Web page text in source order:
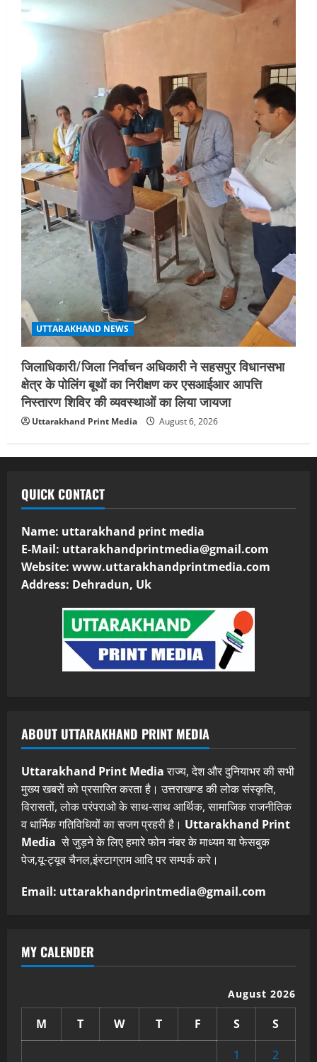
UTTARAKHAND NEWS
जिलाधिकारी/जिला निर्वाचन अधिकारी ने सहसपुर विधानसभा
क्षेत्र के पोलिंग बूथों का निरीक्षण कर एसआईआर आपत्ति
निस्तारण शिविर की व्यवस्थाओं का लिया जायजा
Uttarakhand Print Media August 6, 2026
QUICK CONTACT
Name: uttarakhand print media
E-Mail: uttarakhandprintmedia@gmail.com
Website: www.uttarakhandprintmedia.com
Address: Dehradun, Uk
ABOUT UTTARAKHAND PRINT MEDIA
Uttarakhand Print Mediaराज्य, देश और दुनियाभर की सभी
मुख्य खबरों को प्रसारित करता है। उत्तराखण्ड की लोक संस्कृति,
विरासतों, लोक परंपराओ के साथ-साथ आर्थिक, सामाजिक राजनीतिक
व धार्मिक गतिविधियों का सजग प्रहरी है। Uttarakhand Print
Media से जुड़ने के लिए हमारे फोन नंबर के माध्यम या फेसबुक
पेज,यू-ट्यूब चैनल,इंस्टाग्राम आदि पर सम्पर्क करे।
Email: uttarakhandprintmedia@gmail.com
MY CALENDER
August 2026
M T W T F S
S
1
2